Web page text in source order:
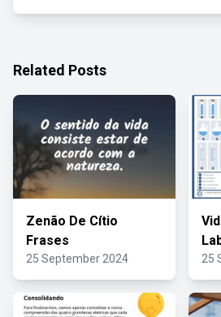
Related Posts
Zenão De Cítio
Frases
25 September 2024 25